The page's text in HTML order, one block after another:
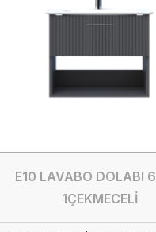
E10 LAVABO DOLABI
1ÇEKMECELİ